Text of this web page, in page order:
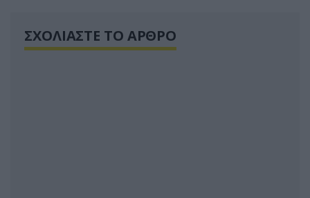
ΣΧΟΛΙΑΣΤΕ ΤΟ ΑΡΘΡΟ